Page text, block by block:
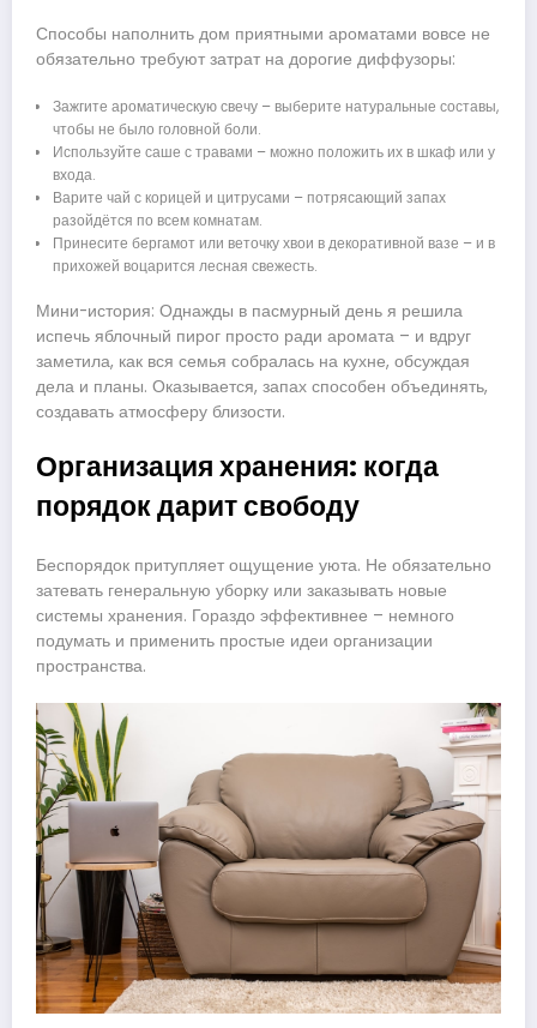
Способы наполнить дом приятными ароматами вовсе не
обязательно требуют затрат на дорогие диффузоры:
Зажгите ароматическую свечу – выберите натуральные составы,
чтобы не было головной боли.
Используйте саше с травами – можно положить их в шкаф или у
входа.
Варите чай с корицей и цитрусами – потрясающий запах
разойдётся по всем комнатам.
Принесите бергамот или веточку хвои в декоративной вазе – и в
прихожей воцарится лесная свежесть.
Мини-история: Однажды в пасмурный день я решила
испечь яблочный пирог просто ради аромата – и вдруг
заметила, как вся семья собралась на кухне, обсуждая
дела и планы. Оказывается, запах способен объединять,
создавать атмосферу близости.
Организация хранения: когда
порядок дарит свободу
Беспорядок притупляет ощущение уюта. Не обязательно
затевать генеральную уборку или заказывать новые
системы хранения. Гораздо эффективнее – немного
подумать и применить простые идеи организации
пространства.